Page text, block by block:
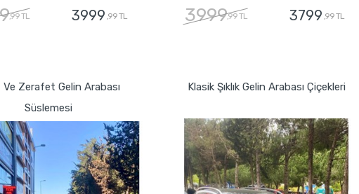
,99 TL 3999 ,99 TL 3999,99 TL 3799 ,99 TL
Zerafet Gelin Arabası
Süslemesi
Klasik Şıklık Gelin Arabası Çiçekleri